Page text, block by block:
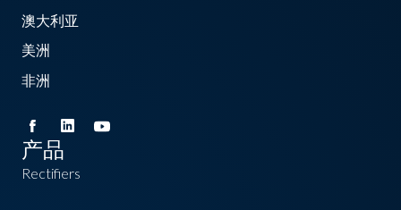
澳大利亚
美洲
非洲
产品
Rectifiers